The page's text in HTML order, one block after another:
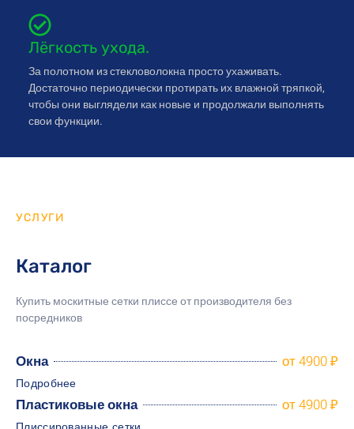
Лёгкость ухода.
За полотном из стекловолокна просто ухаживать.
Достаточно периодически протирать их влажной тряпкой,
чтобы они выглядели как новые и продолжали выполнять
свои функции.
УСЛУГИ
Каталог
Купить москитные сетки плиссе от производителя без
посредников
Окна от 4900 ₽
Подробнее
Пластиковые окна от 4900 ₽